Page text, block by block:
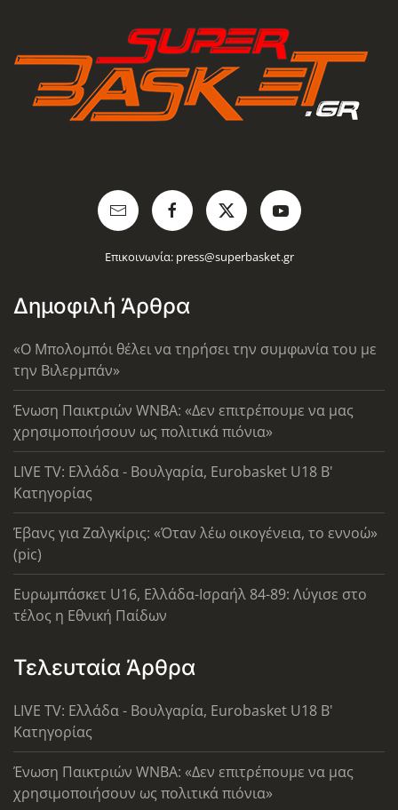
Επικοινωνία: press@superbasket.gr
Δημοφιλή Άρθρα
«Ο Μπολομπόι θέλει να τηρήσει την συμφωνία του με
την Βιλερμπάν»
Ένωση Παικτριών WNBA: «Δεν επιτρέπουμε να μας
χρησιμοποιήσουν ως πολιτικά πιόνια»
LIVE TV: Ελλάδα - Βουλγαρία, Eurobasket U18 Β'
Κατηγορίας
Έβανς για Ζαλγκίρις: «Όταν λέω οικογένεια, το εννοώ»
(pic)
Ευρωμπάσκετ U16, Ελλάδα-Ισραήλ 84-89: Λύγισε στο
τέλος η Εθνική Παίδων
Τελευταία Άρθρα
LIVE TV: Ελλάδα - Βουλγαρία, Eurobasket U18 Β'
Κατηγορίας
Ένωση Παικτριών WNBA: «Δεν επιτρέπουμε να μας
χρησιμοποιήσουν ως πολιτικά πιόνια»